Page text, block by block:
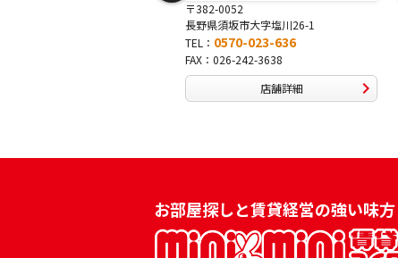
〒381-0042
長野県長野市稲田2-7-43
TEL： 0570-025-457
FAX：026-254-5778
店舗詳細
お部屋探しと賃貸経営の強い味方